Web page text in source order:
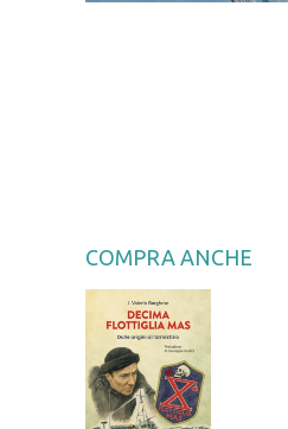
COMPRA ANCHE